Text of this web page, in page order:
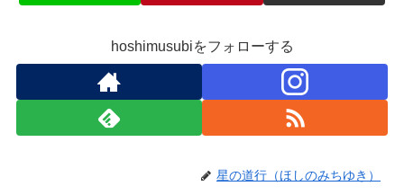
hoshimusubiをフォローする
星の道行（ほしのみちゆき）